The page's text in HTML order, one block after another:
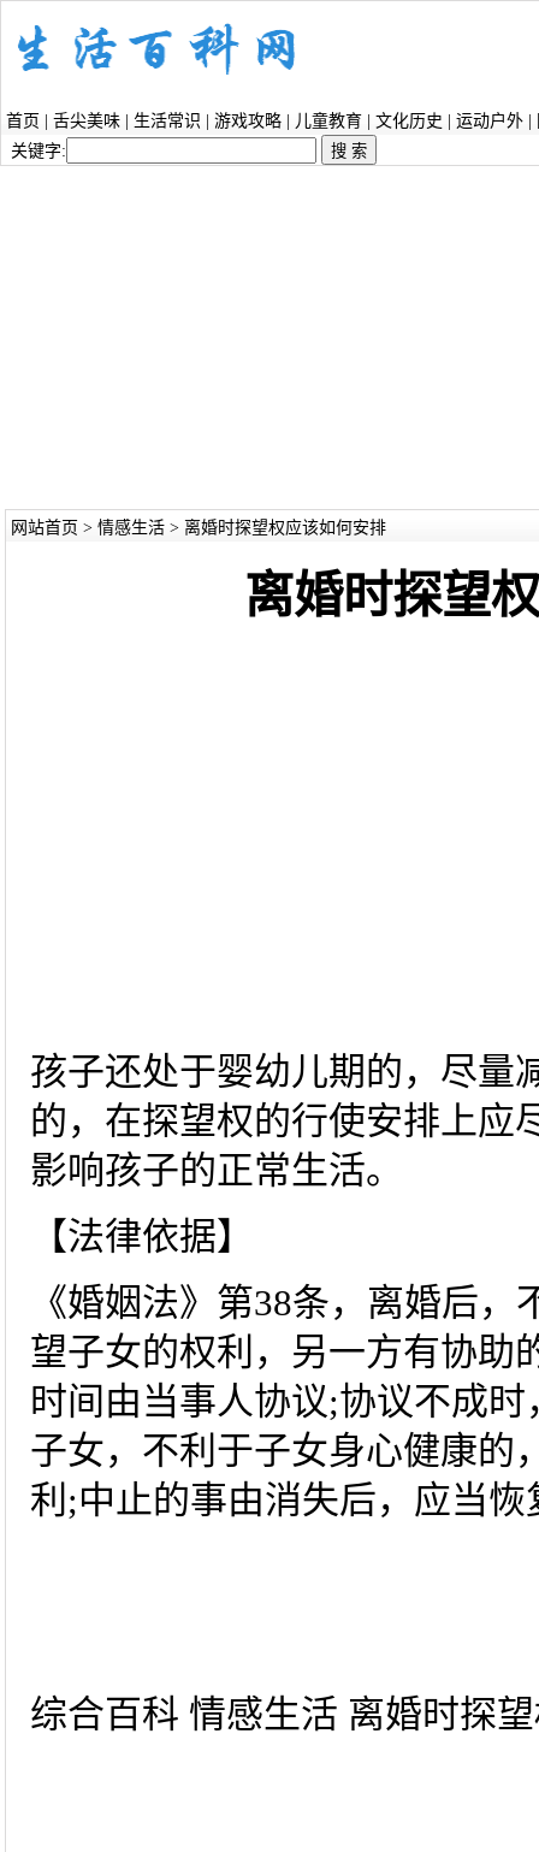
首页 舌尖美味 生活常识 游戏攻略 儿童教育 文化历史 运动户外
关键字:
网站首页 > 情感生活> 离婚时探望权应该如何安排
离婚时探望
孩子还处于婴幼儿期的，尽量
的，在探望权的行使安排上应
影响孩子的正常生活。
【法律依据】
《婚姻法》第38条，离婚后
望子女的权利，另一方有协助
时间由当事人协议;协议不成
子女，不利于子女身心健康的
利;中止的事由消失后，应当
综合百科 情感生活 离婚时探